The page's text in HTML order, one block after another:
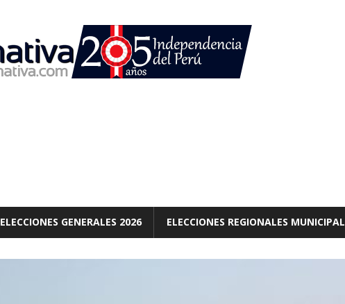
ELECCIONES GENERALES 2026 ELECCIONES REGIONALES